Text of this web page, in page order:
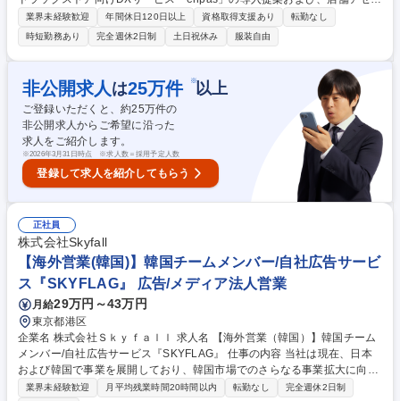
トを活用したメーカー向けプロモーションの企画・実行を担います。無形
商材の提案力で顧客と事業を共創する役割です。 【詳細】■新規営業：薬
局・ドラッグストアへのアプローチ、課題ヒアリング、DXサービス「enp
as」の導入提案■プロモーション企画：店内サイネージや販促媒体を活用
し、メーカー向けマーケティング施策を企画・提案■既存顧客支援：導入
後の活用支援、課題抽出、運用改善提案を実施 ■事業共創：顧客の声をも
とに開発チームと連携し、サービス改善や新機能企画にも携わります。※
組織構成：25名 募集職種 第二新卒歓迎【企画提案営業】医療DX×プロモ
ーション企画/業界経験不問
業界未経験歓迎 年間休日120日以上 資格取得支援あり
転勤なし
時短勤務あり
完全週休2日制 土日祝休み 服装自由
非公開求人 は25万件 ※以上
ご登録いただくと、約25万件の
非公開求人からご希望に沿った
求人をご紹介します。
※2026年3月31日時点 ※求人数＝採用予定人数
登録して求人を紹介してもらう
正社員
株式会社Skyfall
【海外営業(韓国)】韓国チームメンバー/自社広告サービ
ス『SKYFLAG』 広告/メディア法人営業
月給29万円～43万円
東京都港区
企業名 株式会社Ｓｋｙｆａｌｌ 求人名 【海外営業（韓国）】韓国チーム
メンバー/自社広告サービス『SKYFLAG』 仕事の内容 当社は現在、日本
および韓国で事業を展開しており、韓国市場でのさらなる事業拡大に向け
て、新たに韓国市場担当チームを立ち上げることとなりました。 韓国クラ
業界未経験歓迎 月平均残業時間20時間以内 転勤なし
完全週休2日制